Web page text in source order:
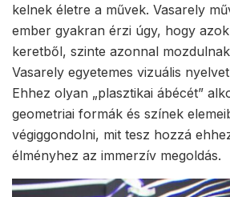
kelnek életre a művek. Vasarely
ember gyakran érzi úgy, hogy
keretből, szinte azonnal
Vasarely egyetemes vizuális
Ehhez olyan „plasztikai ábécét”
geometriai formák és színek
végiggondolni, mit tesz hozzá
élményhez az immerzív megoldás.